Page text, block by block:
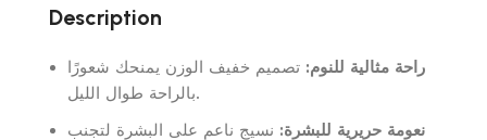
Description
راحة مثالية للنوم: تصميم خفيف الوزن يمنحك شعورًا
بالراحة طوال الليل.
نعومة حريرية للبشرة: نسيج ناعم على البشرة لتجنب